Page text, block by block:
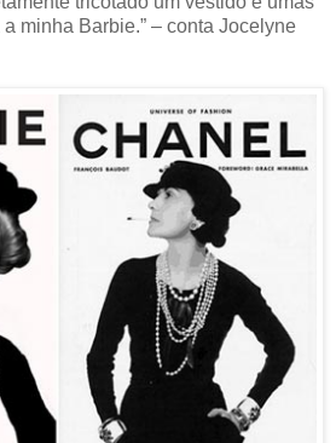
minha Barbie.” – conta Jocelyne